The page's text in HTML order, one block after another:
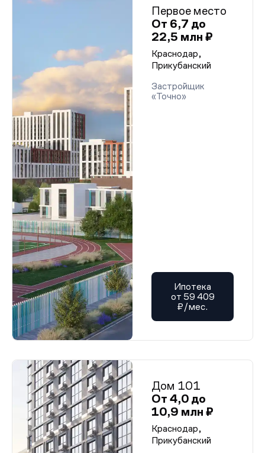
Первое место
От 6,7 до
22,5 млн ₽
Краснодар,
Прикубанский
Застройщик
«Точно»
Ипотека
от 59 409
₽/мес.
Дом 101
От 4,0 до
10,9 млн ₽
Краснодар,
Прикубанский